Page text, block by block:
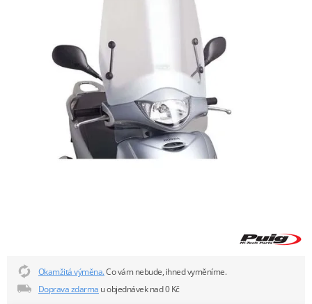
Okamžitá výměna.Co vám nebude, ihned vyměníme.
Doprava zdarma u objednávek nad 0 Kč